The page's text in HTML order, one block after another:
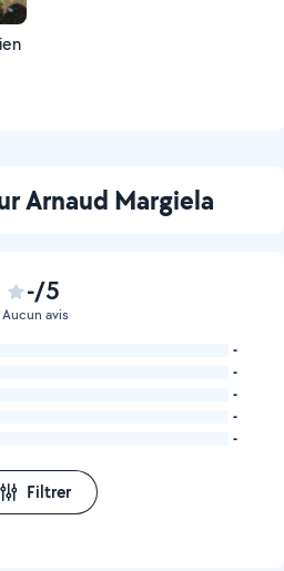
Arnaud Margiela
-/5
Aucun avis
-
-
-
-
-
Filtrer